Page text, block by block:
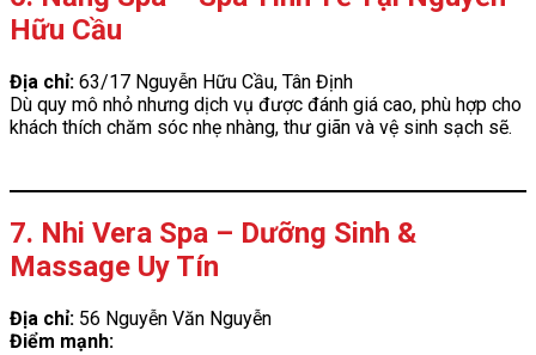
Hữu Cầu
Địa chỉ: 63/17 Nguyễn Hữu Cầu, Tân Định
Dù quy mô nhỏ nhưng dịch vụ được đánh giá cao, phù hợp cho
khách thích chăm sóc nhẹ nhàng, thư giãn và vệ sinh sạch sẽ.
7. Nhi Vera Spa – Dưỡng Sinh &
Massage Uy Tín
Địa chỉ: 56 Nguyễn Văn Nguyễn
Điểm mạnh: